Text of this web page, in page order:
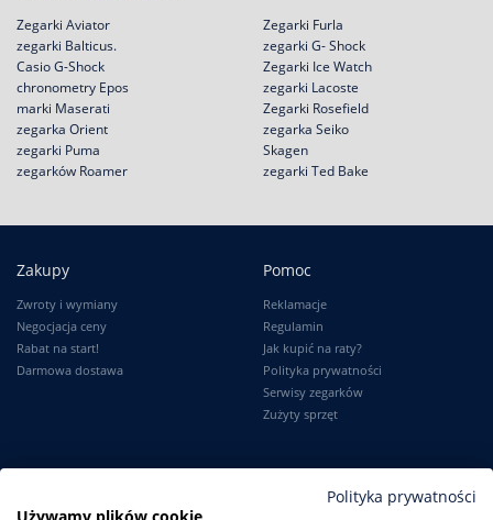
Zegarki Aviator
zegarki Balticus.
Casio G-Shock
chronometry Epos
Zegarki Furla
zegarki G- Shock
Zegarki Ice Watch
zegarki Lacoste
marki Maserati
zegarka Orient
zegarki Puma
zegarków Roamer
Zegarki Rosefield
zegarka Seiko
Skagen
zegarki Ted Bake
Zakupy
Zwroty i wymiany
Negocjacja ceny
Rabat na start!
Darmowa dostawa
Pomoc
Reklamacje
Regulamin
Jak kupić na raty?
Polityka prywatności
Serwisy zegarków
Zużyty sprzęt
InformacjePolityka prywatności